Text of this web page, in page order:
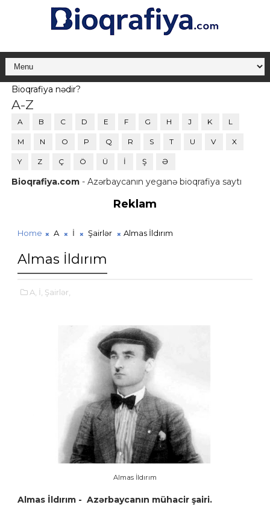
Bioqrafiya nədir?
A-Z
A B C D E F G H J K L
M N O P Q R S T U V X
Y Z Ç Ö Ü İ Ş Ə
Bioqrafiya.com- Azərbaycanın yeganə bioqrafiya saytı
Reklam
Home A İ Şairlər Almas İldırım
Almas İldırım
A, İ, Şairlər,
Almas İldırım
Almas İldırım - Azərbaycanın mühacir şairi.